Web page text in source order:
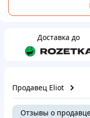
Доставка до
Продавец Eliot
Отзывы о